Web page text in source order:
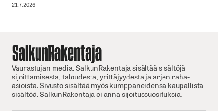
21.7.2026
Vaurastujan media. SalkunRakentaja sisältää sisältöjä
sijoittamisesta, taloudesta, yrittäjyydesta ja arjen raha-
asioista. Sivusto sisältää myös kumppaneidensa kaupallista
sisältöä. SalkunRakentaja ei anna sijoitussuosituksia.